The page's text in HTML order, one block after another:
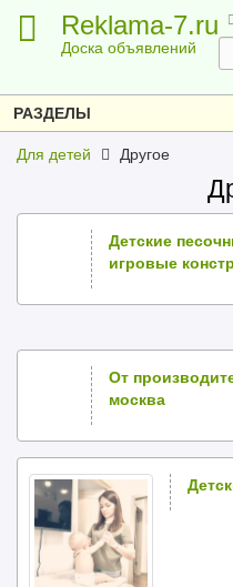
Reklama-7.ru
Доска объявлений
РАЗДЕЛЫ
Для детей Другое
Детские
игровые
От
москва